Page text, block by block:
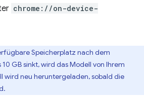
chrome://on-device-
Speicherplatz nach dem
GB sinkt, wird das Modell von Ihrem
wird neu heruntergeladen, sobald die